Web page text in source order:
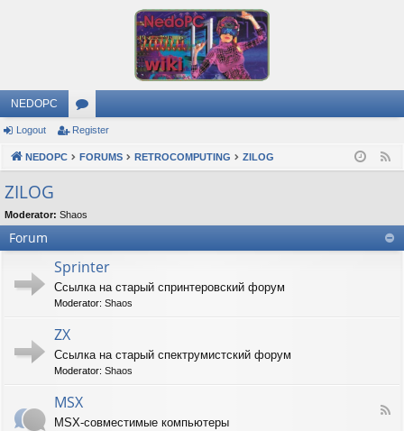
NEDOPC
or
u
s
Logout Register
NEDOPC FORUMS RETROCOMPUTING ZILOG
ZILOG
Moderator: Shaos
Forum
Sprinter
Ссылка на старый спринтеровский форум
Moderator: Shaos
ZX
Ссылка на старый спектрумистский форум
Moderator: Shaos
F
MSX
MSX-совместимые компьютеры